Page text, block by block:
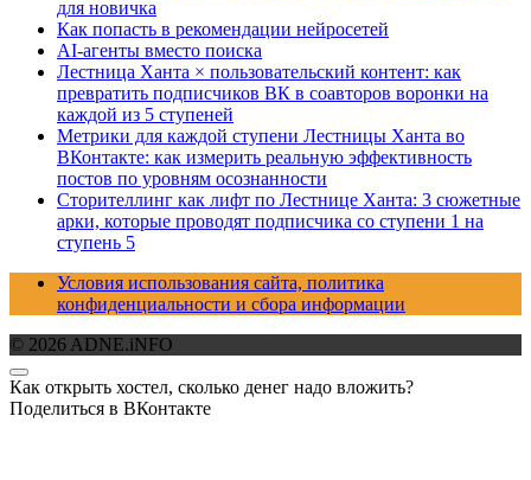
для новичка
Как попасть в рекомендации нейросетей
AI-агенты вместо поиска
Лестница Ханта × пользовательский контент: как
превратить подписчиков ВК в соавторов воронки на
каждой из 5 ступеней
Метрики для каждой ступени Лестницы Ханта во
ВКонтакте: как измерить реальную эффективность
постов по уровням осознанности
Сторителлинг как лифт по Лестнице Ханта: 3 сюжетные
арки, которые проводят подписчика со ступени 1 на
ступень 5
Условия использования сайта, политика
конфиденциальности и сбора информации
© 2026 ADNE.iNFO
Как открыть хостел, сколько денег надо вложить?
Поделиться в ВКонтакте